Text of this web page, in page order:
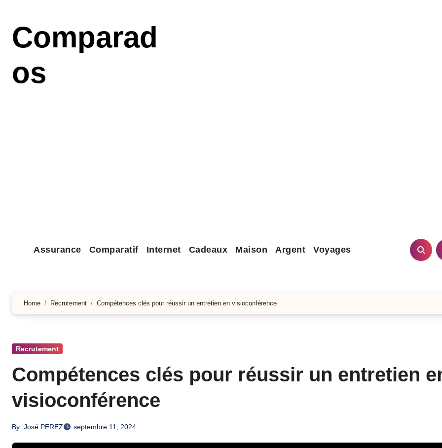
contenu
principal
Comparad
os
Assurance Comparatif Internet Cadeaux Maison Argent Voyages
Home Recrutement Compétences clés pour réussir un entretien en visioconférence
Recrutement
Compétences clés pour réussir un entretien
visioconférence
By José PEREZ septembre 11, 2024